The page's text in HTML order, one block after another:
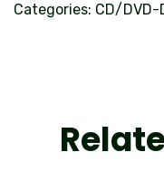
Categories: CD/DVD-